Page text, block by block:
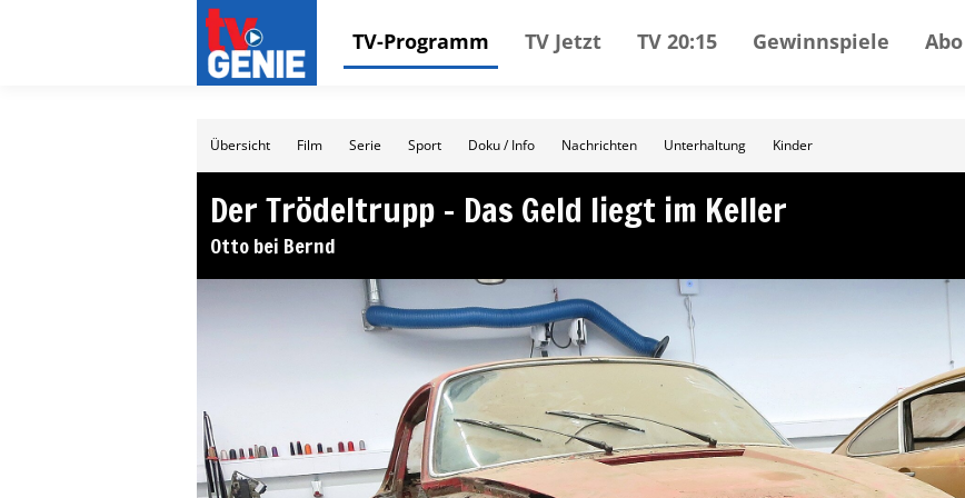
TV-Programm TV Jetzt TV 20:15 Gewinnspiele Abo
Übersicht Film Serie Sport Doku / Info Nachrichten Unterhaltung Kinder
Der Trödeltrupp – Das Geld liegt im Keller
Otto bei Bernd